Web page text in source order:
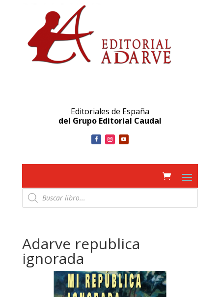
Editoriales de España
del Grupo Editorial Caudal
Búsqueda
de
productos
Adarve republica
ignorada